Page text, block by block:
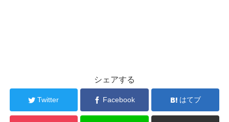
シェアする
Twitter Facebook はてブ